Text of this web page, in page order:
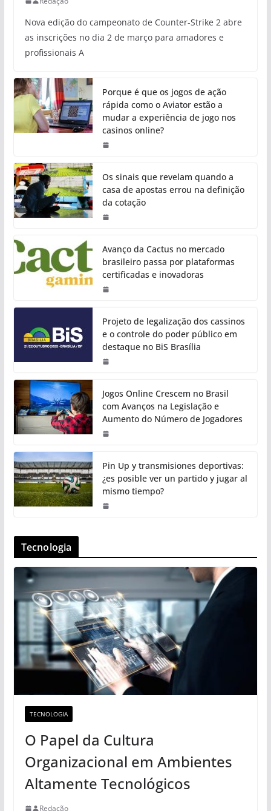
Nova edição do campeonato de Counter-Strike 2 abre
as inscrições no dia 2 de março para amadores e
profissionais A
Porque é que os jogos de ação
rápida como o Aviator estão a
mudar a experiência de jogo nos
casinos online?
Os sinais que revelam quando a
casa de apostas errou na definição
da cotação
Avanço da Cactus no mercado
brasileiro passa por plataformas
certificadas e inovadoras
Projeto de legalização dos cassinos
e o controle do poder público em
destaque no BiS Brasília
Jogos Online Crescem no Brasil
com Avanços na Legislação e
Aumento do Número de Jogadores
Pin Up y transmisiones deportivas:
¿es posible ver un partido y jugar al
mismo tiempo?
Tecnologia
TECNOLOGIA
O Papel da Cultura
Organizacional em Ambientes
Altamente Tecnológicos
Redação